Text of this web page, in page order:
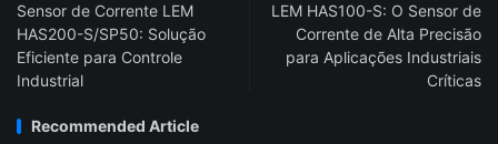
Sensor de Corrente LEM
HAS200-S/SP50: Solução
Eficiente para Controle
Industrial
LEM HAS100-S: O Sensor de
Corrente de Alta Precisão
para Aplicações Industriais
Críticas
Recommended Article